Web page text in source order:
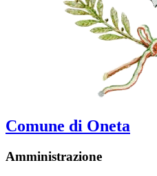
Comune di Oneta
Amministrazione